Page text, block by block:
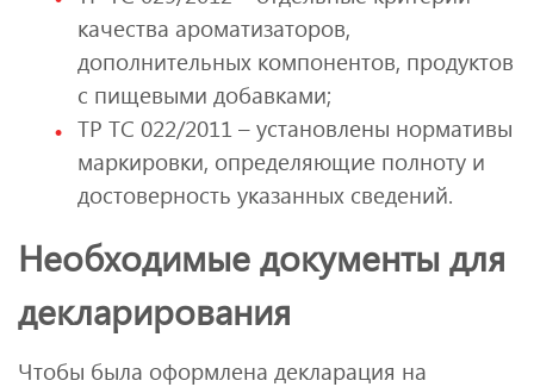
качества ароматизаторов,
дополнительных компонентов, продуктов
с пищевыми добавками;
ТР ТС 022/2011 – установлены нормативы
маркировки, определяющие полноту и
достоверность указанных сведений.
Необходимые документы для
декларирования
Чтобы была оформлена декларация на